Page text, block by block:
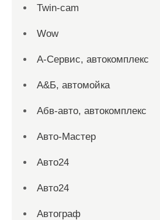
Twin-cam
Wow
А-Сервис, автокомплекс
А&Б, автомойка
Абв-авто, автокомплекс
Авто-Мастер
Авто24
Авто24
Автограф